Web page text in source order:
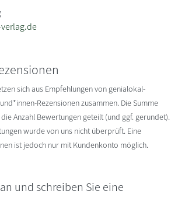
sich aus Empfehlungen von genialokal-
Rezensionen zusammen. Die Summe
Anzahl Bewertungen geteilt (und ggf. gerundet).
wurde von uns nicht überprüft. Eine
ist jedoch nur mit Kundenkonto möglich.
und schreiben Sie eine